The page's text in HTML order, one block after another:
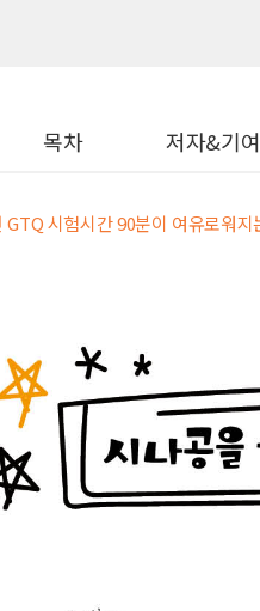
목차 저자&기
GTQ 시험시간 90분이 여유로워지